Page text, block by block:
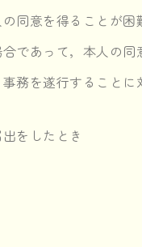
同意を得ることが困
であって，本人の同
務を遂行すること
をしたとき